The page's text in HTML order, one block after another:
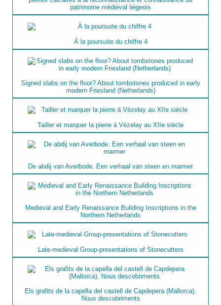
patrimoine médiéval liégeois
À la poursuite du chiffre 4
Signed slabs on the floor? About tombstones produced in early
modern Friesland (Netherlands)
Tailler et marquer la pierre à Vézelay au XIIe siècle
De abdij van Averbode. Een verhaal van steen en marmer
Medieval and Early Renaissance Building Inscriptions in the
Northern Netherlands
Late-medieval Group-presentations of Stonecutters
Els grafits de la capella del castell de Capdepera (Mallorca).
Nous descobriments